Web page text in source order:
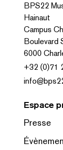
BPS22
Hainaut
Campus
Boulevard
6000
+32 (0)71
Espace
Presse